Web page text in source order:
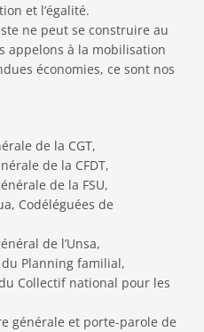
et l’égalité.
ne peut se construire au
appelons à la mobilisation
économies, ce sont nos
de la CGT,
de la CFDT,
de la FSU,
Codéléguées de
de l’Unsa,
Planning familial,
Collectif national pour les
générale et porte-parole de